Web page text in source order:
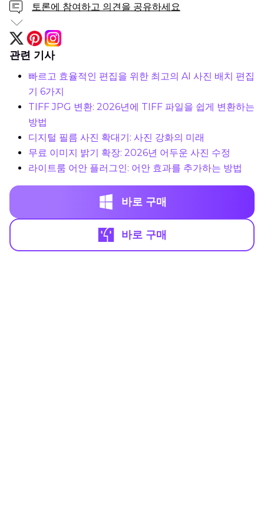
토론에 참여하고 의견을 공유하세요
관련 기사
빠르고 효율적인 편집을 위한 최고의 AI 사진 배치 편집
기 6가지
TIFF JPG 변환: 2026년에 TIFF 파일을 쉽게 변환하는
방법
디지털 필름 사진 확대기: 사진 강화의 미래
무료 이미지 밝기 확장: 2026년 어두운 사진 수정
라이트룸 어안 플러그인: 어안 효과를 추가하는 방법
바로 구매
바로 구매